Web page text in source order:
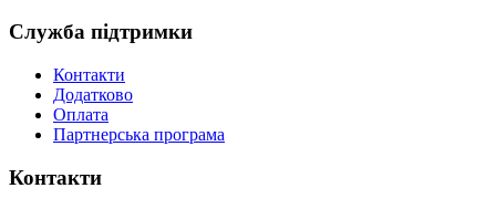
Служба підтримки
Контакти
Додатково
Оплата
Партнерська програма
Контакти